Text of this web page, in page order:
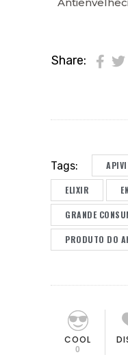
Share:
Tags:
ELIXIR
GRANDE
PRODUTO DO
COOL
0